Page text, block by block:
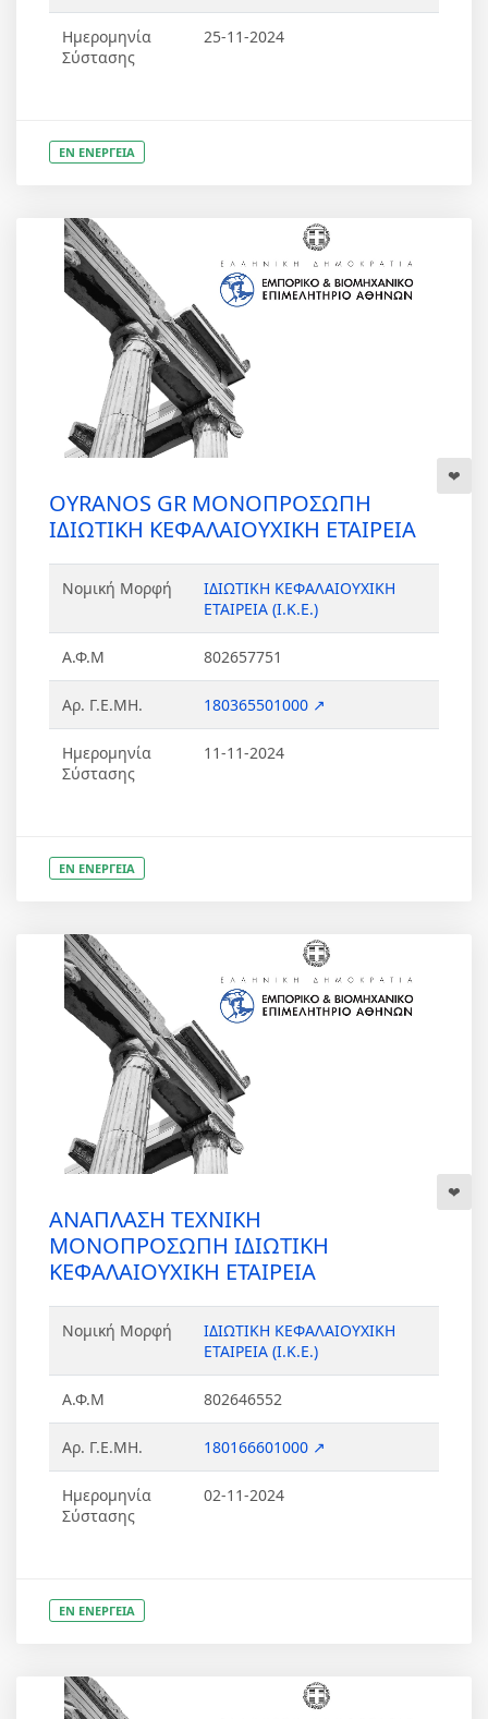
Ημερομηνία
Σύστασης
25-11-2024
ΕΝ ΕΝΕΡΓΕΙΑ
OYRANOS GR ΜΟΝΟΠΡΟΣΩΠΗ
ΙΔΙΩΤΙΚΗ ΚΕΦΑΛΑΙΟΥΧΙΚΗ ΕΤΑΙΡΕΙΑ
Νομική Μορφή
ΙΔΙΩΤΙΚΗ ΚΕΦΑΛΑΙΟΥΧΙΚΗ
ΕΤΑΙΡΕΙΑ (Ι.Κ.Ε.)
Α.Φ.Μ 802657751
Αρ. Γ.Ε.ΜΗ. 180365501000 ↗
Ημερομηνία
Σύστασης
11-11-2024
ΕΝ ΕΝΕΡΓΕΙΑ
ΑΝΑΠΛΑΣΗ ΤΕΧΝΙΚΗ
ΜΟΝΟΠΡΟΣΩΠΗ ΙΔΙΩΤΙΚΗ
ΚΕΦΑΛΑΙΟΥΧΙΚΗ ΕΤΑΙΡΕΙΑ
Νομική Μορφή
ΙΔΙΩΤΙΚΗ ΚΕΦΑΛΑΙΟΥΧΙΚΗ
ΕΤΑΙΡΕΙΑ (Ι.Κ.Ε.)
Α.Φ.Μ 802646552
Αρ. Γ.Ε.ΜΗ. 180166601000 ↗
Ημερομηνία
Σύστασης
02-11-2024
ΕΝ ΕΝΕΡΓΕΙΑ